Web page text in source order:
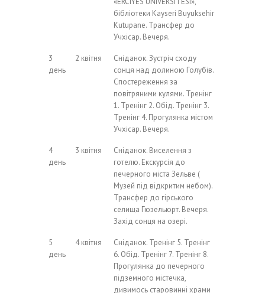
бібліотеки Kayseri Buyuksehir
Kutupane. Трансфер до
Учхісар. Вечеря.
3
день
2 квітня
Сніданок. Зустріч сходу
сонця над долиною Голубів.
Спостереження за
повітряними кулями. Тренінг
1. Тренінг 2. Обід. Тренінг 3.
Тренінг 4. Прогулянка містом
Учхісар. Вечеря.
4
день
3 квітня
Сніданок. Виселення з
готелю. Екскурсія до
печерного міста Зельве (
Музей під відкритим небом).
Трансфер до гірського
селища Гюзельюрт. Вечеря.
Захід сонця на озері.
5
день
4 квітня
Сніданок. Тренінг 5. Тренінг
6. Обід. Тренінг 7. Тренінг 8.
Прогулянка до печерного
підземного містечка,
дивимось старовинні храми